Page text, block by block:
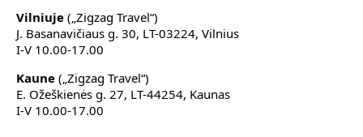
Vilniuje („Zigzag Travel“)
J. Basanavičiaus g. 30, LT-03224, Vilnius
I-V 10.00-17.00
Kaune („Zigzag Travel“)
E. Ožeškienės g. 27, LT-44254, Kaunas
I-V 10.00-17.00